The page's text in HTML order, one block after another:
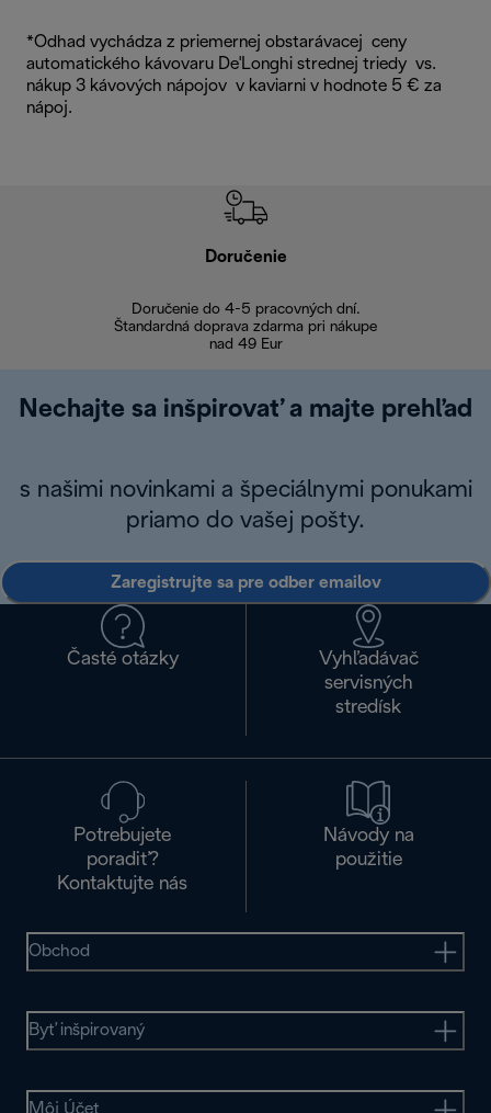
*Odhad vychádza z priemernej obstarávacej ceny
automatického kávovaru De'Longhi strednej triedy vs.
nákup 3 kávových nápojov v kaviarni v hodnote 5 € za
nápoj.
Doručenie
Doručenie do 4-5 pracovných dní.
Štandardná doprava zdarma pri nákupe
nad 49 Eur
Nechajte sa inšpirovať a majte prehľad
s našimi novinkami a špeciálnymi ponukami
priamo do vašej pošty.
Zaregistrujte sa pre odber emailov
Časté otázky
Vyhľadávač
servisných
stredísk
Potrebujete
poradiť?
Kontaktujte nás
Návody na
použitie
Obchod
Byť inšpirovaný
Môj Účet